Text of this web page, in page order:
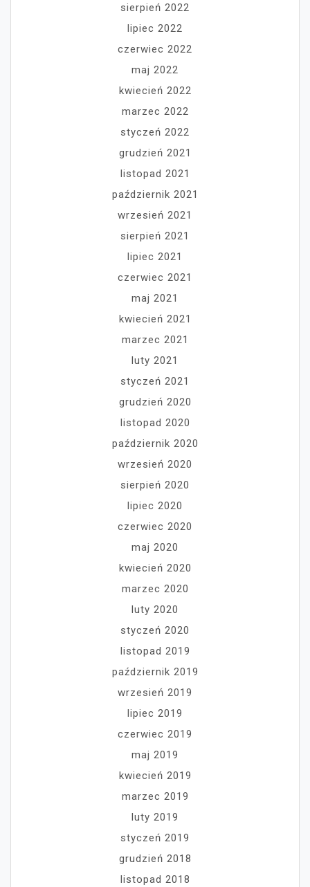
sierpień 2022
lipiec 2022
czerwiec 2022
maj 2022
kwiecień 2022
marzec 2022
styczeń 2022
grudzień 2021
listopad 2021
październik 2021
wrzesień 2021
sierpień 2021
lipiec 2021
czerwiec 2021
maj 2021
kwiecień 2021
marzec 2021
luty 2021
styczeń 2021
grudzień 2020
listopad 2020
październik 2020
wrzesień 2020
sierpień 2020
lipiec 2020
czerwiec 2020
maj 2020
kwiecień 2020
marzec 2020
luty 2020
styczeń 2020
listopad 2019
październik 2019
wrzesień 2019
lipiec 2019
czerwiec 2019
maj 2019
kwiecień 2019
marzec 2019
luty 2019
styczeń 2019
grudzień 2018
listopad 2018